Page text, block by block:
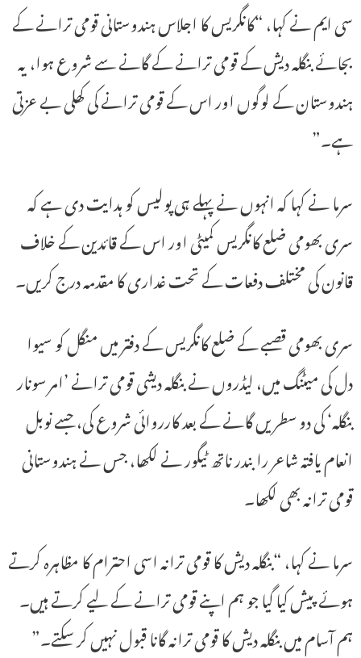
سی ایم نے کہا، “کانگریس کا اجلاس ہندوستانی قومی ترانے کے
بجائے بنگلہ دیش کے قومی ترانے کے گانے سے شروع ہوا، یہ
ہندوستان کے لوگوں اور اس کے قومی ترانے کی کھلی بے عزتی
ہے۔”
سرما نے کہا کہ انہوں نے پہلے ہی پولیس کو ہدایت دی ہے کہ
سری بھومی ضلع کانگریس کمیٹی اور اس کے قائدین کے خلاف
قانون کی مختلف دفعات کے تحت غداری کا مقدمہ درج کریں۔
سری بھومی قصبے کے ضلع کانگریس کے دفتر میں منگل کو سیوا
دل کی میٹنگ میں، لیڈروں نے بنگلہ دیشی قومی ترانے ’امر سونار
بنگلہ‘ کی دو سطریں گانے کے بعد کارروائی شروع کی، جسے نوبل
انعام یافتہ شاعر رابندر ناتھ ٹیگور نے لکھا، جس نے ہندوستانی
قومی ترانہ بھی لکھا۔
سرما نے کہا، “بنگلہ دیش کا قومی ترانہ اسی احترام کا مظاہرہ کرتے
ہوئے پیش کیا گیا جو ہم اپنے قومی ترانے کے لیے کرتے ہیں۔
ہم آسام میں بنگلہ دیش کا قومی ترانہ گانا قبول نہیں کر سکتے۔”